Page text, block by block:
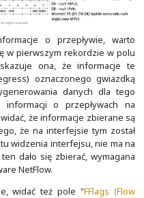
być problemu z
wersji 5, to warto
definiowana
danego rozwiązania,
W wyniku tego
naszego kolektora dla
i prezentowane.
IPFIX (Internet
przez IETF
v9 (ma